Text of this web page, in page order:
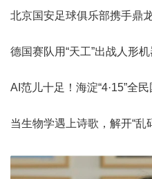
北京国安足球俱乐部携手鼎
德国赛队用“天工”出战人形
AI范儿十足！海淀“4·15”全
当生物学遇上诗歌，解开“乱